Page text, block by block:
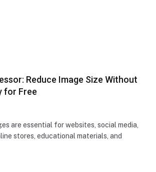
Reduce Image Size Without
for Free
are essential for websites, social media,
stores, educational materials, and